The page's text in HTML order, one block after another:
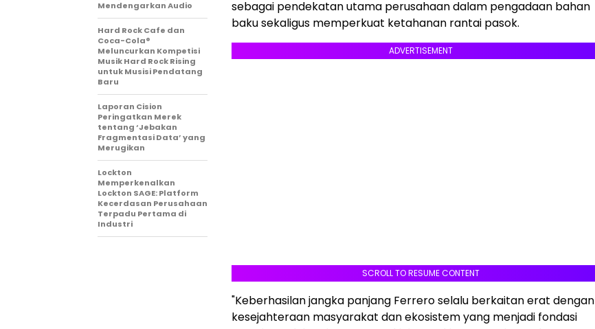
sebagai pendekatan utama perusahaan dalam pengadaan bahan
baku sekaligus memperkuat ketahanan rantai pasok.
ADVERTISEMENT
SCROLL TO RESUME CONTENT
"Keberhasilan jangka panjang Ferrero selalu berkaitan erat dengan
kesejahteraan masyarakat dan ekosistem yang menjadi fondasi
Mendengarkan Audio
Hard Rock Cafe dan
Coca-Cola®
Meluncurkan Kompetisi
Musik Hard Rock Rising
untuk Musisi Pendatang
Baru
Laporan Cision
Peringatkan Merek
tentang ‘Jebakan
Fragmentasi Data’ yang
Merugikan
Lockton
Memperkenalkan
Lockton SAGE: Platform
Kecerdasan Perusahaan
Terpadu Pertama di
Industri